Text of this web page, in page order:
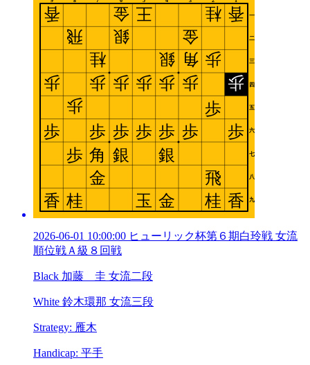
2026-06-01 10:00:00 ヒューリック杯第６期白玲戦 女流
順位戦Ａ級８回戦
Black 加藤 圭 女流二段
White 鈴木環那 女流三段
Strategy: 雁木
Handicap: 平手